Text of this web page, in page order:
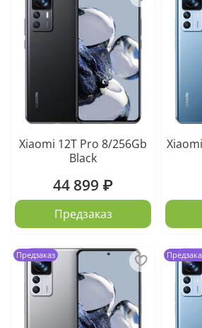
Xiaomi 12T Pro 8/256Gb
Black
44 899 ₽
Предзаказ
Предзаказ